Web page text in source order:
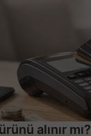
alınır mı?